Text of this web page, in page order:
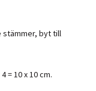
stämmer, byt till
= 10 x 10 cm.